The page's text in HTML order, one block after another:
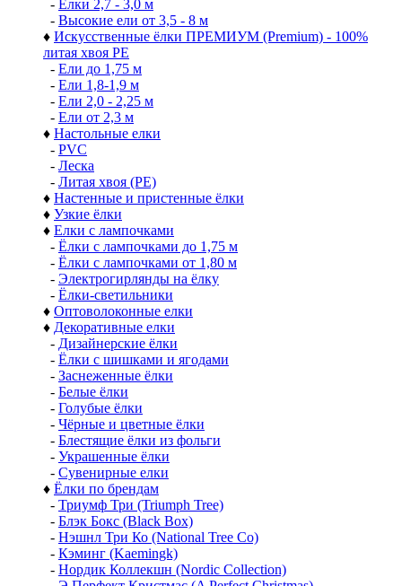
- Елки 2,7 - 3,0 м
- Высокие ели от 3,5 - 8 м
♦ Искусственные ёлки ПРЕМИУМ (Premium) - 100%
литая хвоя РЕ
- Ели до 1,75 м
- Ели 1,8-1,9 м
- Ели 2,0 - 2,25 м
- Ели от 2,3 м
♦ Настольные елки
- PVC
- Леска
- Литая хвоя (РЕ)
♦ Настенные и пристенные ёлки
♦ Узкие ёлки
♦ Елки с лампочками
- Ёлки с лампочками до 1,75 м
- Ёлки с лампочками от 1,80 м
- Электрогирлянды на ёлку
- Ёлки-светильники
♦ Оптоволоконные елки
♦ Декоративные елки
- Дизайнерские ёлки
- Ёлки с шишками и ягодами
- Заснеженные ёлки
- Белые ёлки
- Голубые ёлки
- Чёрные и цветные ёлки
- Блестящие ёлки из фольги
- Украшенные ёлки
- Сувенирные елки
♦ Ёлки по брендам
- Триумф Три (Triumph Tree)
- Блэк Бокс (Black Box)
- Нэшнл Три Ко (National Tree Co)
- Кэминг (Kaemingk)
- Нордик Коллекшн (Nordic Collection)